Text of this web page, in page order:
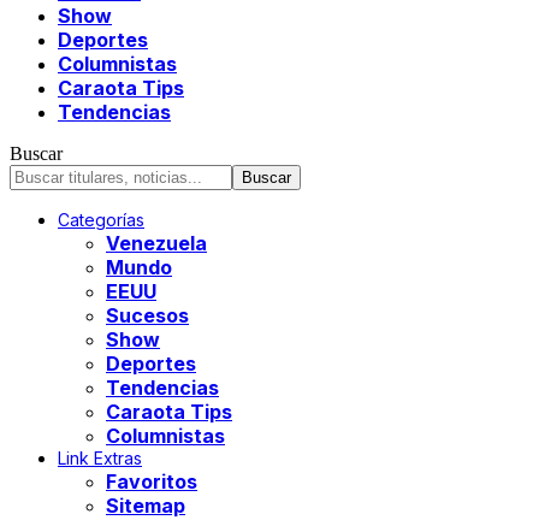
Show
Deportes
Columnistas
Caraota Tips
Tendencias
Buscar
Categorías
Venezuela
Mundo
EEUU
Sucesos
Show
Deportes
Tendencias
Caraota Tips
Columnistas
Link Extras
Favoritos
Sitemap